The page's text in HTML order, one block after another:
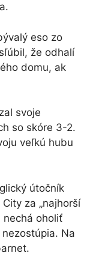
eso zo
že odhalí
domu, ak
svoje
so skóre 3-2.
veľkú hubu
útočník
za „najhorší
nechá oholiť
Na